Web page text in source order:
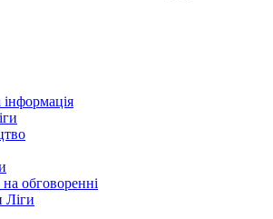
інформація
обговоренні
Ліги